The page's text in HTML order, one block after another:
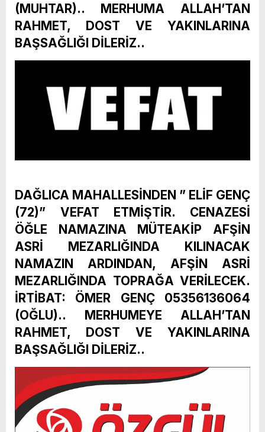
(MUHTAR).. MERHUMA ALLAH’TAN
RAHMET, DOST VE YAKINLARINA
BAŞSAĞLIĞI DİLERİZ..
DAĞLICA MAHALLESİNDEN ” ELİF GENÇ
(72)” VEFAT ETMİŞTİR. CENAZESİ
ÖĞLE NAMAZINA MÜTEAKİP AFŞİN
ASRİ MEZARLIĞINDA KILINACAK
NAMAZIN ARDINDAN, AFŞİN ASRİ
MEZARLIĞINDA TOPRAĞA VERİLECEK.
İRTİBAT: ÖMER GENÇ 05356136064
(OĞLU).. MERHUMEYE ALLAH’TAN
RAHMET, DOST VE YAKINLARINA
BAŞSAĞLIĞI DİLERİZ..